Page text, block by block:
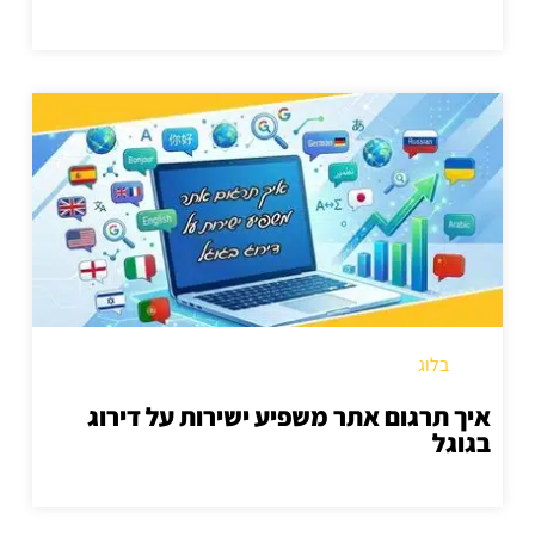
בלוג
איך תרגום אתר משפיע ישירות על דירוג
בגוגל